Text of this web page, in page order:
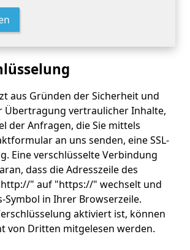
aus Gründen der Sicherheit und
Übertragung vertraulicher Inhalte,
der Anfragen, die Sie mittels
an uns senden, eine SSL-
Eine verschlüsselte Verbindung
dass die Adresszeile des
" auf "https://" wechselt und
Symbol in Ihrer Browserzeile.
aktiviert ist, können
von Dritten mitgelesen werden.